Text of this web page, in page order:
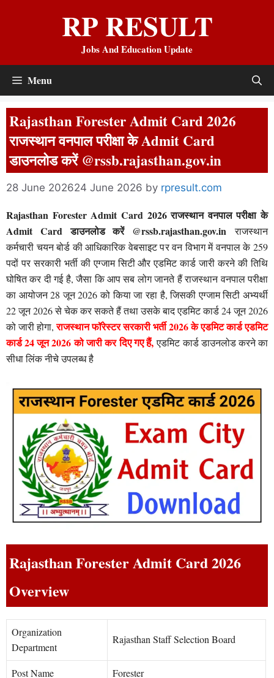
RP RESULT
Jobs And Education Update
Menu
Rajasthan Forester Admit Card 2026
राजस्थान वनपाल परीक्षा के Admit Card
डाउनलोड करें @rssb.rajasthan.gov.in
28 June 202624 June 2026 by rpresult.com
Rajasthan Forester Admit Card 2026 राजस्थान वनपाल परीक्षा के
Admit Card डाउनलोड करें @rssb.rajasthan.gov.in राजस्थान
कर्मचारी चयन बोर्ड की आधिकारिक वेबसाइट पर वन विभाग में वनपाल के 259
पदों पर सरकारी भर्ती की एग्जाम सिटी और एडमिट कार्ड जारी करने की तिथि
घोषित कर दी गई है, जैसा कि आप सब लोग जानते हैं राजस्थान वनपाल परीक्षा
का आयोजन 28 जून 2026 को किया जा रहा है, जिसकी एग्जाम सिटी अभ्यर्थी
22 जून 2026 से चेक कर सकते हैं तथा उसके बाद एडमिट कार्ड 24 जून 2026
को जारी होगा,राजस्थान फॉरेस्टर सरकारी भर्ती 2026 के एडमिट कार्ड एडमिट
कार्ड 24 जून 2026 को जारी करदिए गए हैं,एडमिट कार्ड डाउनलोड करने का
सीधा लिंक नीचे उपलब्ध है
Rajasthan Forester Admit Card 2026
Overview
Organization
Department
Rajasthan Staff Selection Board
Post Name
Forester